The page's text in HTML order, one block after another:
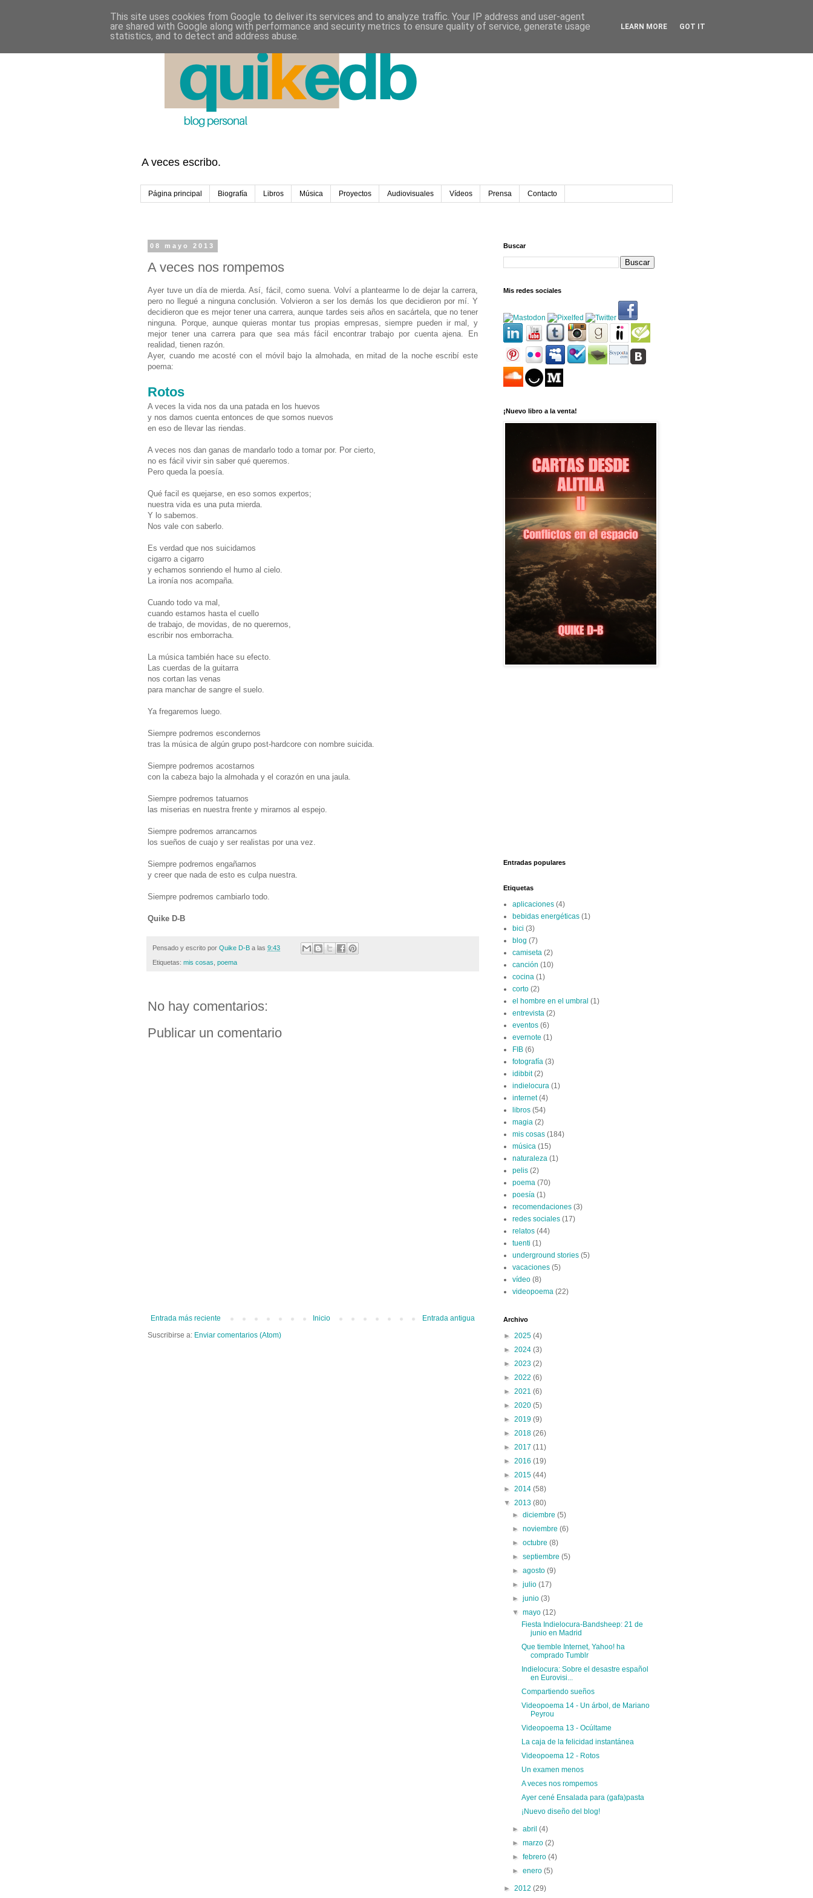
A veces escribo.
Página principal Biografía Libros Música Proyectos Audiovisuales Vídeos Prensa Contacto
08 mayo 2013
A veces nos rompemos
Ayer tuve un día de mierda. Así, fácil, como suena. Volví a plantearme lo de dejar la carrera,
pero no llegué a ninguna conclusión. Volvieron a ser los demás los que decidieron por mí. Y
decidieron que es mejor tener una carrera, aunque tardes seis años en sacártela, que no tener
ninguna. Porque, aunque quieras montar tus propias empresas, siempre pueden ir mal, y
mejor tener una carrera para que sea más fácil encontrar trabajo por cuenta ajena. En
realidad, tienen razón.
Ayer, cuando me acosté con el móvil bajo la almohada, en mitad de la noche escribí este
poema:
Rotos
A veces la vida nos da una patada en los huevos
y nos damos cuenta entonces de que somos nuevos
en eso de llevar las riendas.
A veces nos dan ganas de mandarlo todo a tomar por. Por cierto,
no es fácil vivir sin saber qué queremos.
Pero queda la poesía.
Qué facil es quejarse, en eso somos expertos;
nuestra vida es una puta mierda.
Y lo sabemos.
Nos vale con saberlo.
Es verdad que nos suicidamos
cigarro a cigarro
y echamos sonriendo el humo al cielo.
La ironía nos acompaña.
Cuando todo va mal,
cuando estamos hasta el cuello
de trabajo, de movidas, de no querernos,
escribir nos emborracha.
La música también hace su efecto.
Las cuerdas de la guitarra
nos cortan las venas
para manchar de sangre el suelo.
Ya fregaremos luego.
Siempre podremos escondernos
tras la música de algún grupo post-hardcore con nombre suicida.
Siempre podremos acostarnos
con la cabeza bajo la almohada y el corazón en una jaula.
Siempre podremos tatuarnos
las miserias en nuestra frente y mirarnos al espejo.
Siempre podremos arrancarnos
los sueños de cuajo y ser realistas por una vez.
Siempre podremos engañarnos
y creer que nada de esto es culpa nuestra.
Siempre podremos cambiarlo todo.
Quike D-B
Pensado y escrito por Quike D-B a las 9:43
Etiquetas: mis cosas, poema
No hay comentarios:
Publicar un comentario
Entrada más reciente Entrada antigua
Inicio
Suscribirse a: Enviar comentarios (Atom)
Buscar
Mis redes sociales
¡Nuevo libro a la venta!
Entradas populares
Etiquetas
aplicaciones (4)
bebidas energéticas (1)
bici (3)
blog (7)
camiseta (2)
canción (10)
cocina (1)
corto (2)
el hombre en el umbral (1)
entrevista (2)
eventos (6)
evernote (1)
FIB (6)
fotografía (3)
idibbit (2)
indielocura (1)
internet (4)
libros (54)
magia (2)
mis cosas (184)
música (15)
naturaleza (1)
pelis (2)
poema (70)
poesía (1)
recomendaciones (3)
redes sociales (17)
relatos (44)
tuenti (1)
underground stories (5)
vacaciones (5)
vídeo (8)
videopoema (22)
Archivo
► 2025 (4)
► 2024 (3)
► 2023 (2)
► 2022 (6)
► 2021 (6)
► 2020 (5)
► 2019 (9)
► 2018 (26)
► 2017 (11)
► 2016 (19)
► 2015 (44)
► 2014 (58)
▼ 2013 (80)
►diciembre(5)
►noviembre(6)
►octubre(8)
►septiembre(5)
►agosto(9)
►julio(17)
►junio(3)
▼mayo(12)
Fiesta Indielocura-Bandsheep: 21 de
junio en Madrid
Que tiemble Internet, Yahoo! ha
comprado Tumblr
Indielocura: Sobre el desastre español
en Eurovisi...
Compartiendo sueños
Videopoema 14 - Un árbol, de Mariano
Peyrou
Videopoema 13 - Ocúltame
La caja de la felicidad instantánea
Videopoema 12 - Rotos
Un examen menos
A veces nos rompemos
Ayer cené Ensalada para (gafa)pasta
¡Nuevo diseño del blog!
►abril(4)
►marzo(2)
►febrero(4)
►enero(5)
► 2012 (29)
This site uses cookies from Google to deliver its services and to analyze traffic. Your IP address and user-agent
are shared with Google along with performance and security metrics to ensure quality of service, generate usage
statistics, and to detect and address abuse.
LEARN MORE GOT IT